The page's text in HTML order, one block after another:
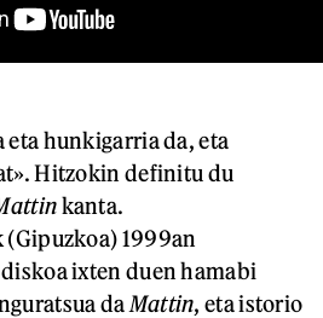
eta hunkigarria da, eta
Hitzokin definitu du
kanta.
1999an
diskoa ixten duen hamabi
da Mattin, eta istorio